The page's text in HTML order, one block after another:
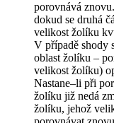
porovnává
dokud se druhá
velikost žolíku
V případě shody
oblast žolíku –
velikost žolíku)
Nastane–li při
žolíku již nedá
žolíku, jehož